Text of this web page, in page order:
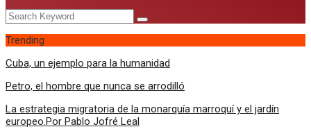
Trending
Cuba, un ejemplo para la humanidad
Petro, el hombre que nunca se arrodilló
La estrategia migratoria de la monarquía marroquí y el jardín
europeo.Por Pablo Jofré Leal